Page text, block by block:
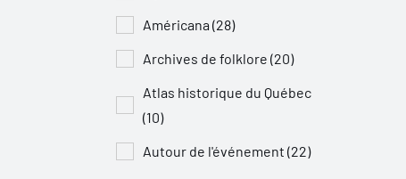
Américana (28)
Archives de folklore (20)
Atlas historique du Québec
(10)
Autour de l'événement (22)